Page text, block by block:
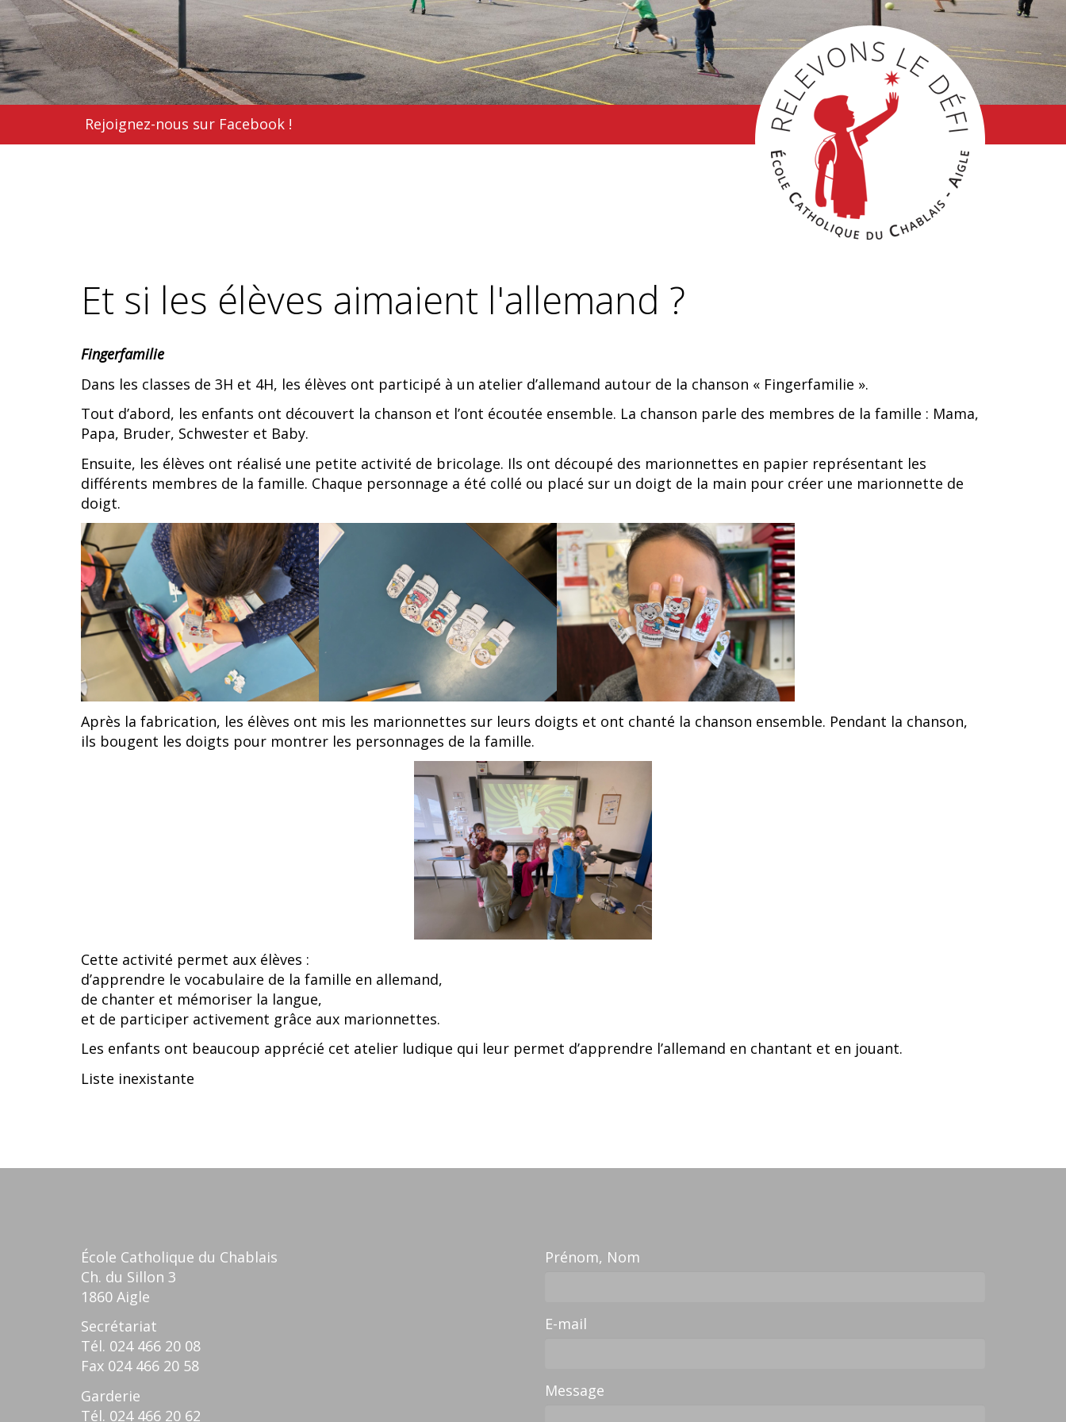
Rejoignez-nous sur Facebook !
Et si les élèves aimaient l'allemand ?
Fingerfamilie
Dans les classes de 3H et 4H, les élèves ont participé à un atelier d’allemand autour de la chanson « Fingerfamilie ».
Tout d’abord, les enfants ont découvert la chanson et l’ont écoutée ensemble. La chanson parle des membres de la famille : Mama,
Papa, Bruder, Schwester et Baby.
Ensuite, les élèves ont réalisé une petite activité de bricolage. Ils ont découpé des marionnettes en papier représentant les
différents membres de la famille. Chaque personnage a été collé ou placé sur un doigt de la main pour créer une marionnette de
doigt.
Après la fabrication, les élèves ont mis les marionnettes sur leurs doigts et ont chanté la chanson ensemble. Pendant la chanson,
ils bougent les doigts pour montrer les personnages de la famille.
Cette activité permet aux élèves :
d’apprendre le vocabulaire de la famille en allemand,
de chanter et mémoriser la langue,
et de participer activement grâce aux marionnettes.
Les enfants ont beaucoup apprécié cet atelier ludique qui leur permet d’apprendre l’allemand en chantant et en jouant.
Liste inexistante
École Catholique du Chablais
Ch. du Sillon 3
1860 Aigle
Secrétariat
Tél. 024 466 20 08
Fax 024 466 20 58
Garderie
Tél. 024 466 20 62
Prénom, Nom
E-mail
Message